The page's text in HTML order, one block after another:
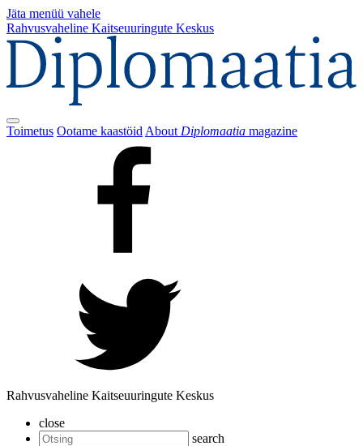
Jäta menüü vahele
Rahvusvaheline Kaitseuuringute Keskus
Toimetus Ootame kaastöid About Diplomaatia magazine
Rahvusvaheline Kaitseuuringute Keskus
close
search